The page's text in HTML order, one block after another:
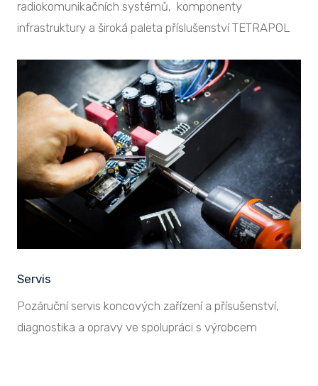
radiokomunikačních systémů, komponenty
infrastruktury a široká paleta příslušenství TETRAPOL
Servis
Pozáruční servis koncových zařízení a přísušenství,
diagnostika a opravy ve spolupráci s výrobcem